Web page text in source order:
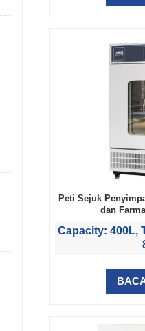
Peti Sejuk
dan
Capacity: 400L,